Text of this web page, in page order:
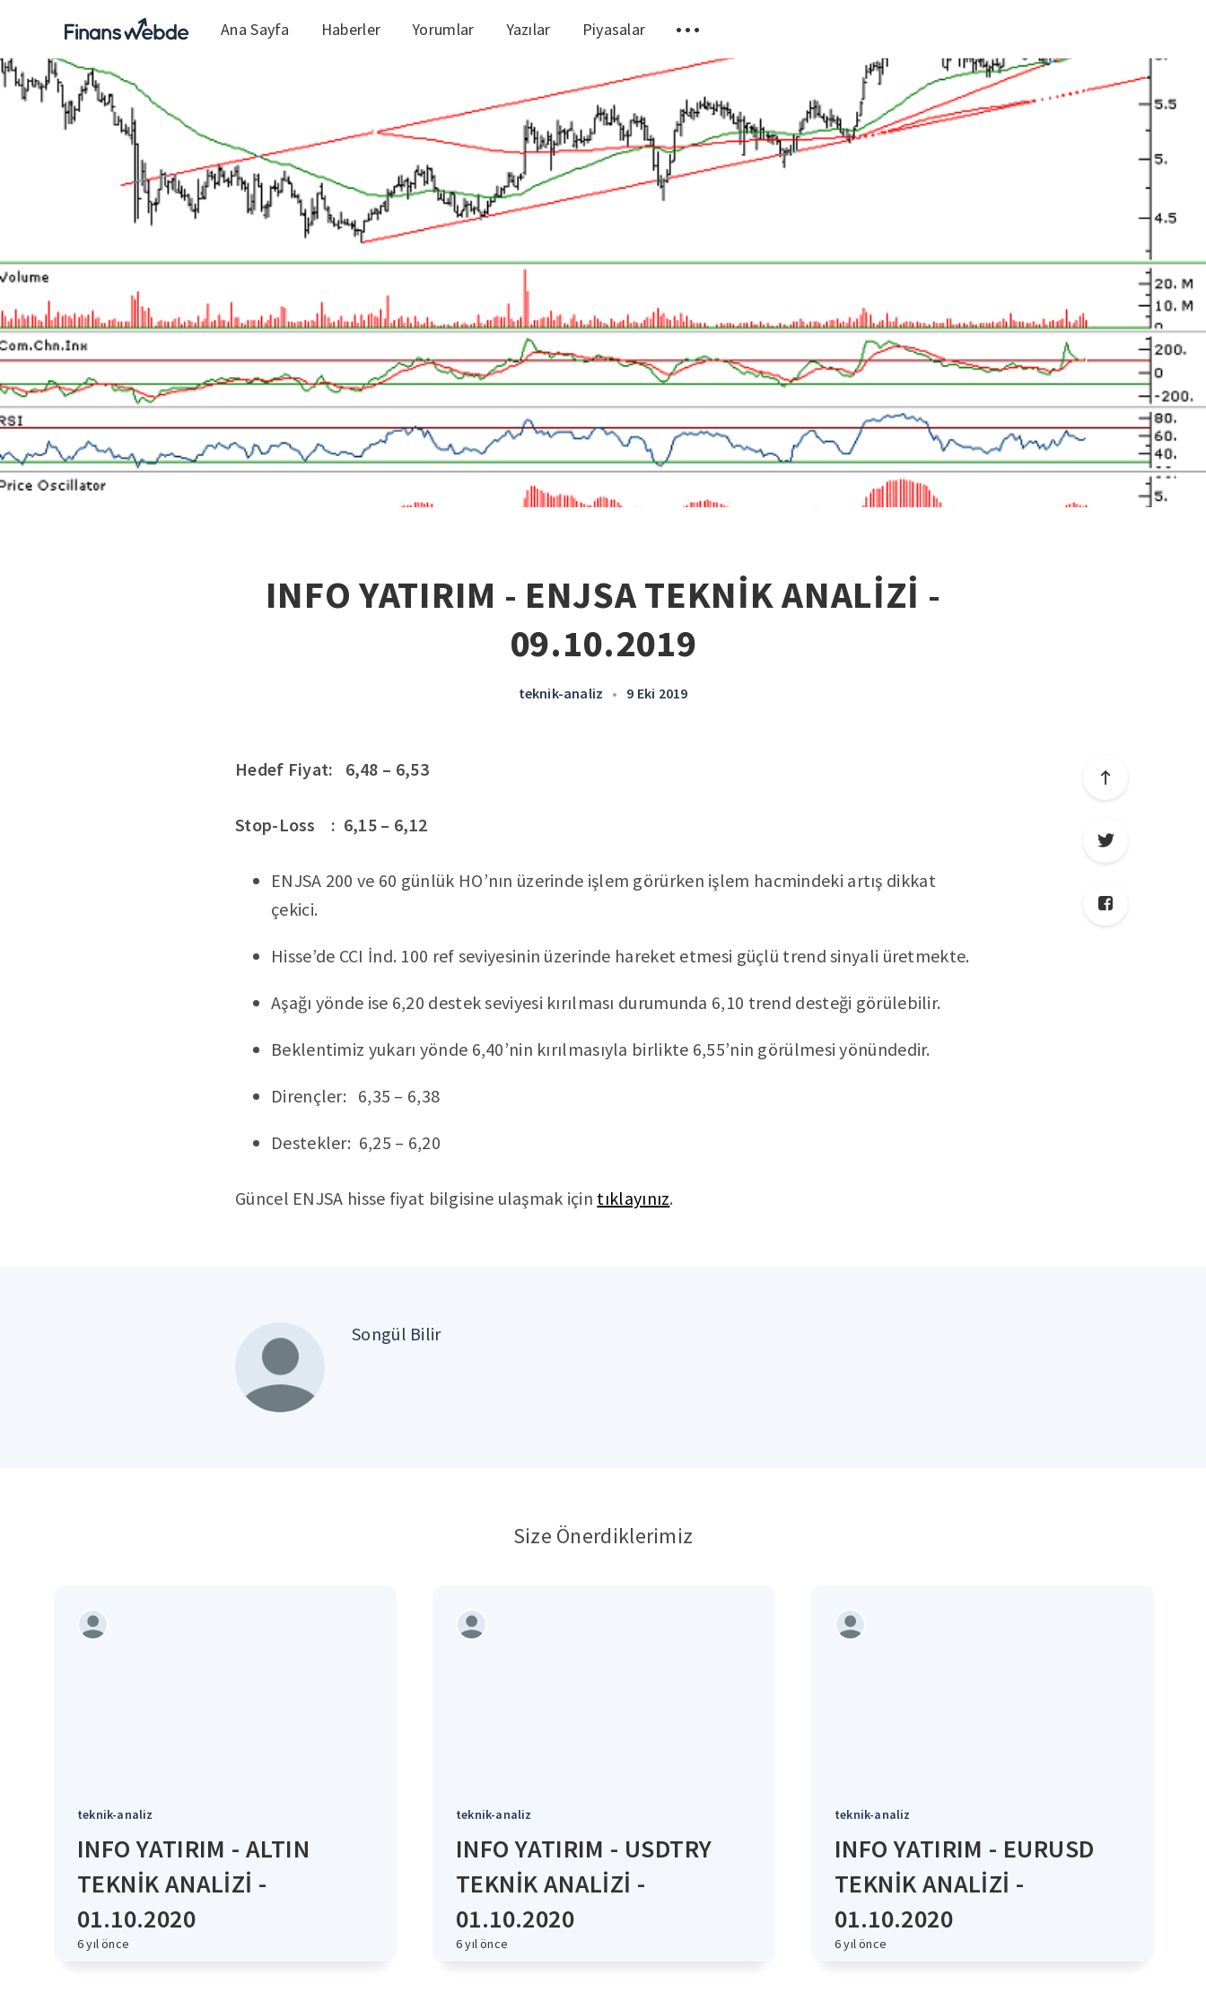
Ana Sayfa Haberler Yorumlar Yazılar Piyasalar
INFO YATIRIM - ENJSA TEKNİK ANALİZİ -
09.10.2019
teknik-analiz • 9 Eki 2019
Hedef Fiyat: 6,48 – 6,53
Stop-Loss : 6,15 – 6,12
ENJSA 200 ve 60 günlük HO’nın üzerinde işlem görürken işlem hacmindeki artış dikkat
çekici.
Hisse’de CCI İnd. 100 ref seviyesinin üzerinde hareket etmesi güçlü trend sinyali üretmekte.
Aşağı yönde ise 6,20 destek seviyesi kırılması durumunda 6,10 trend desteği görülebilir.
Beklentimiz yukarı yönde 6,40’nin kırılmasıyla birlikte 6,55’nin görülmesi yönündedir.
Dirençler: 6,35 – 6,38
Destekler: 6,25 – 6,20
Güncel ENJSA hisse fiyat bilgisine ulaşmak için tıklayınız.
Songül Bilir
Size Önerdiklerimiz
teknik-analiz
INFO YATIRIM - ALTIN
TEKNİK ANALİZİ -
01.10.2020
6 yıl önce
teknik-analiz
INFO YATIRIM - USDTRY
TEKNİK ANALİZİ -
01.10.2020
6 yıl önce
teknik-analiz
INFO YATIRIM - EURUSD
TEKNİK ANALİZİ -
01.10.2020
6 yıl önce